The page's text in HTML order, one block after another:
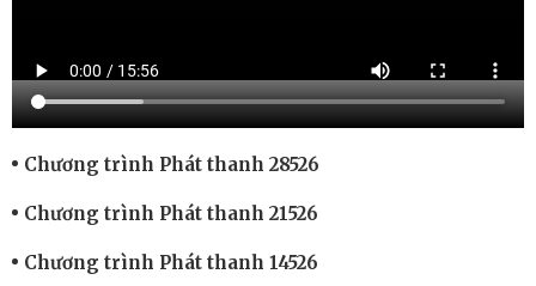
Chương trình Phát thanh 28526
Chương trình Phát thanh 21526
Chương trình Phát thanh 14526